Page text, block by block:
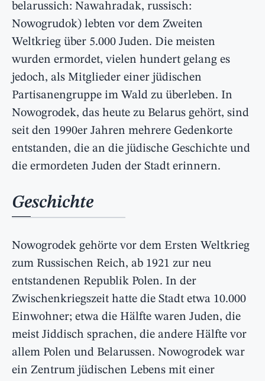
belarussich: Nawahradak, russisch:
Nowogrudok) lebten vor dem Zweiten
Weltkrieg über 5.000 Juden. Die meisten
wurden ermordet, vielen hundert gelang es
jedoch, als Mitglieder einer jüdischen
Partisanengruppe im Wald zu überleben. In
Nowogrodek, das heute zu Belarus gehört, sind
seit den 1990er Jahren mehrere Gedenkorte
entstanden, die an die jüdische Geschichte und
die ermordeten Juden der Stadt erinnern.
Geschichte
Nowogrodek gehörte vor dem Ersten Weltkrieg
zum Russischen Reich, ab 1921 zur neu
entstandenen Republik Polen. In der
Zwischenkriegszeit hatte die Stadt etwa 10.000
Einwohner; etwa die Hälfte waren Juden, die
meist Jiddisch sprachen, die andere Hälfte vor
allem Polen und Belarussen. Nowogrodek war
ein Zentrum jüdischen Lebens mit einer